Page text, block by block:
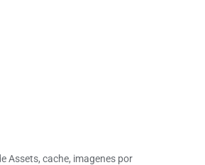
Assets, cache, imagenes por